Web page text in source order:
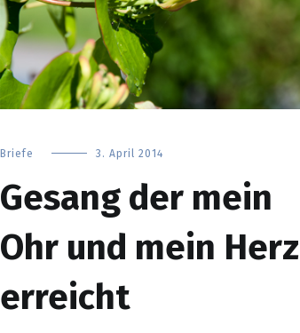
Briefe 3. April 2014
Gesang der mein
Ohr und mein Herz
erreicht